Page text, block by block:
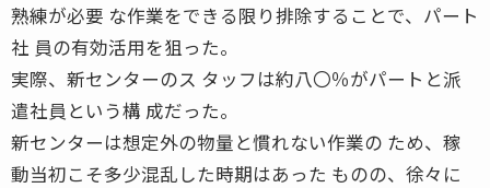
熟練が必要 な作業をできる限り排除することで、パート
社 員の有効活用を狙った。
実際、新センターのス タッフは約八〇％がパートと派
遣社員という構 成だった。
新センターは想定外の物量と慣れない作業の ため、稼
動当初こそ多少混乱した時期はあった ものの、徐々に